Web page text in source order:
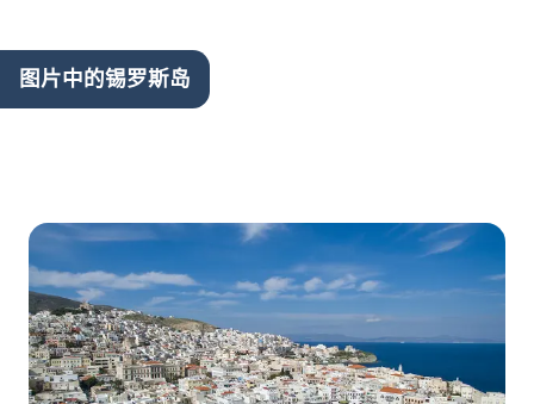
图片中的锡罗斯岛